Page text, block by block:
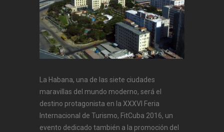
La Habana, una de las siete ciudades
maravillas del mundo moderno, será el
destino protagonista en la XXXVI Feria
Internacional de Turismo, FitCuba 2016, un
evento dedicado también a la promoción del